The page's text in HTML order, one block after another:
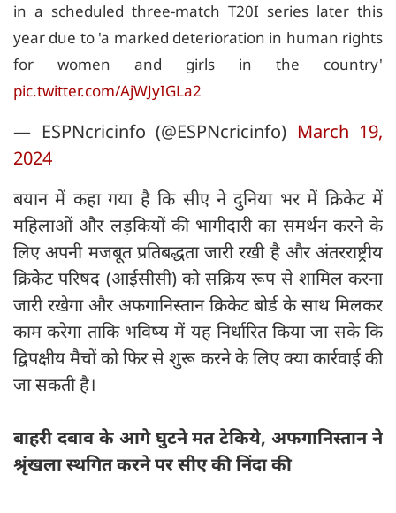
in a scheduled three-match T20I series later this
year due to 'a marked deterioration in human rights
for women and girls in the country'
pic.twitter.com/AjWJyIGLa2
— ESPNcricinfo (@ESPNcricinfo) March 19,
2024
बयान में कहा गया है कि सीए ने दुनिया भर में क्रिकेट में
महिलाओं और लड़कियों की भागीदारी का समर्थन करने के
लिए अपनी मजबूत प्रतिबद्धता जारी रखी है और अंतरराष्ट्रीय
क्रिकेेट परिषद (आईसीसी) को सक्रिय रूप से शामिल करना
जारी रखेगा और अफगानिस्तान क्रिकेट बोर्ड के साथ मिलकर
काम करेगा ताकि भविष्य में यह निर्धारित किया जा सके कि
द्विपक्षीय मैचों को फिर से शुरू करने के लिए क्या कार्रवाई की
जा सकती है।
बाहरी दबाव के आगे घुटने मत टेकिये, अफगानिस्तान ने
श्रृंखला स्थगित करने पर सीए की निंदा की